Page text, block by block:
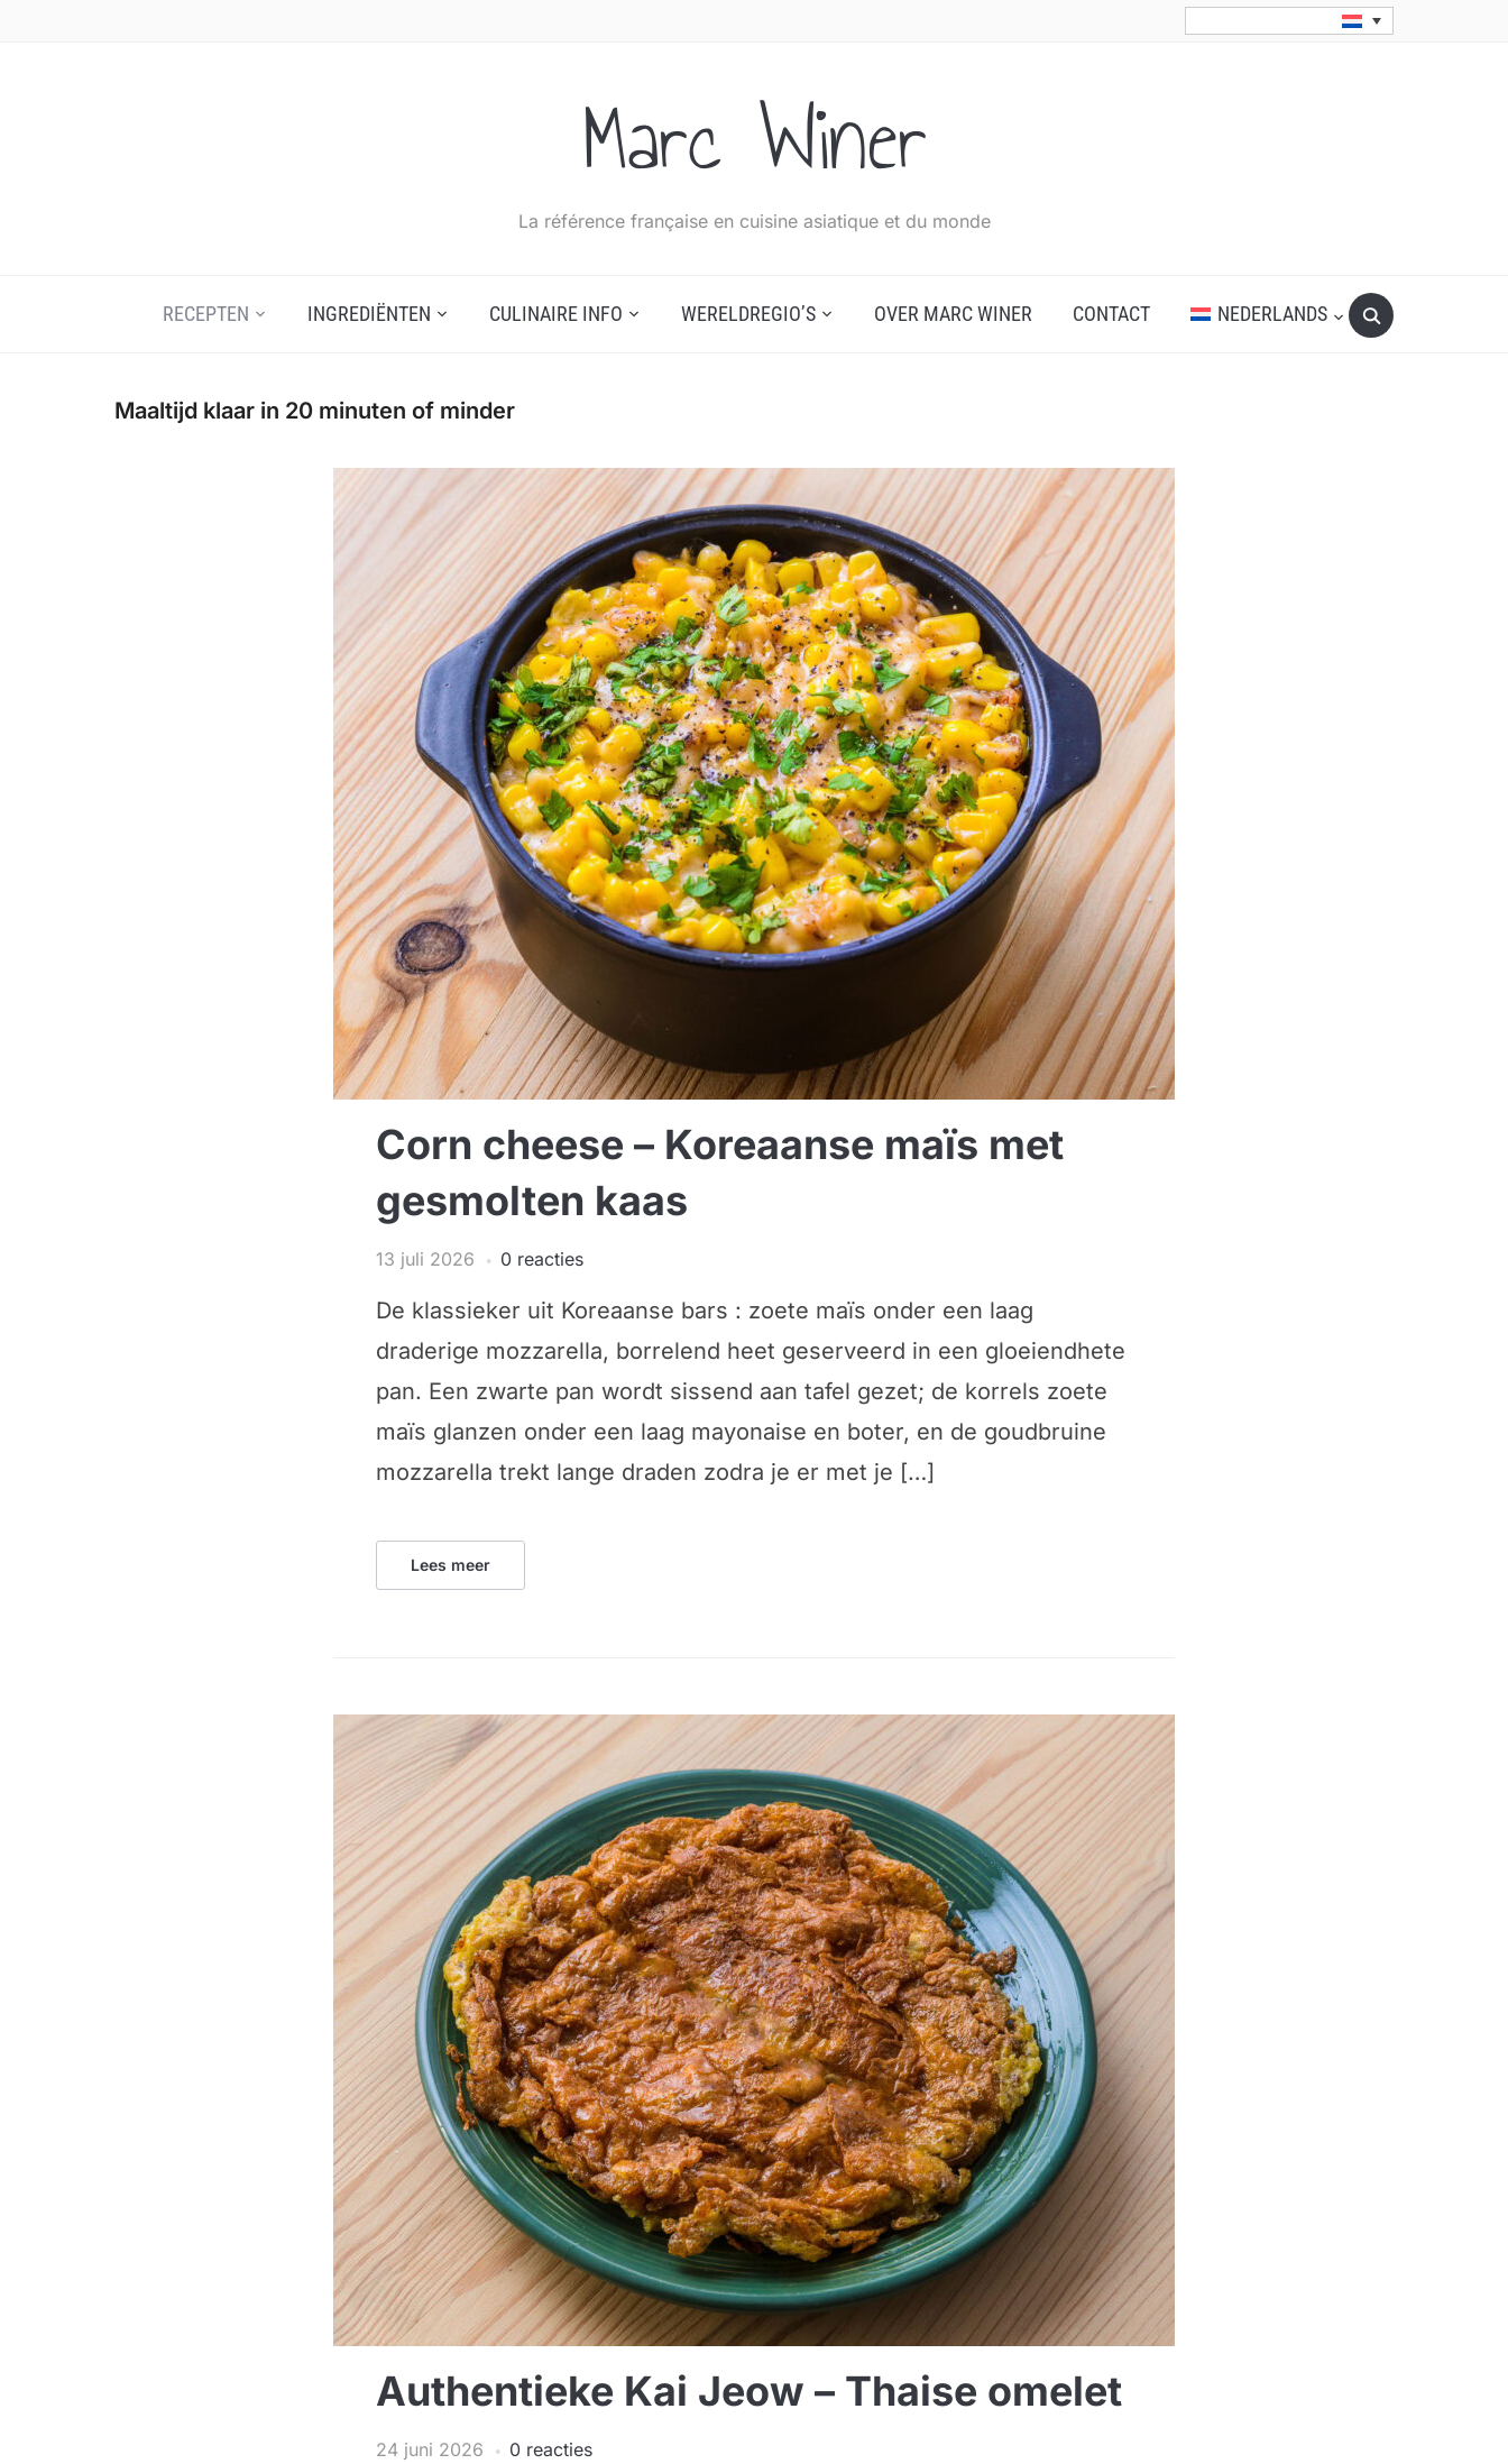
Marc Winer
La référence française en cuisine asiatique et du monde
Search
for:
RECEPTEN INGREDIËNTEN CULINAIRE INFO WERELDREGIO’S OVER MARC WINER CONTACT NEDERLANDS
Maaltijd klaar in 20 minuten of minder
Corn cheese – Koreaanse maïs met
gesmolten kaas
13 juli 2026 0 reacties
De klassieker uit Koreaanse bars : zoete maïs onder een laag
draderige mozzarella, borrelend heet geserveerd in een gloeiendhete
pan. Een zwarte pan wordt sissend aan tafel gezet; de korrels zoete
maïs glanzen onder een laag mayonaise en boter, en de goudbruine
mozzarella trekt lange draden zodra je er met je […]
Lees meer
Authentieke Kai Jeow – Thaise omelet
24 juni 2026 0 reacties